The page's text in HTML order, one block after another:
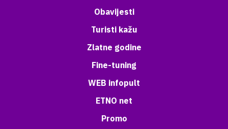
Obavijesti
Turisti kažu
Zlatne godine
Fine-tuning
WEB infopult
ETNO net
Promo